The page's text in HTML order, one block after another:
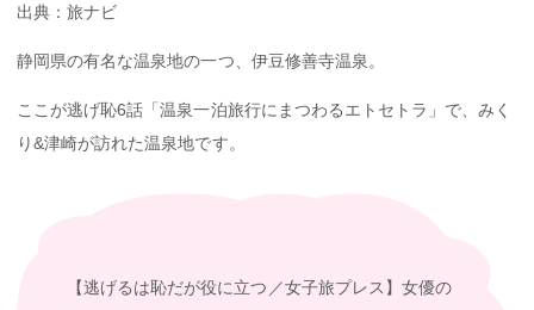
出典：旅ナビ
静岡県の有名な温泉地の一つ、伊豆修善寺温泉。
ここが逃げ恥6話「温泉一泊旅行にまつわるエトセトラ」で、みく
り&津崎が訪れた温泉地です。
【逃げるは恥だが役に立つ／女子旅プレス】女優の